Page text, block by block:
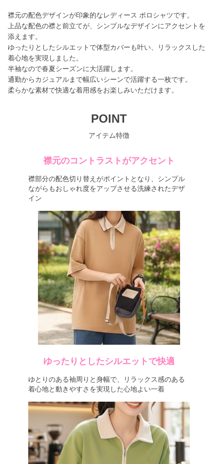
襟元の配色デザインが印象的なレディース ポロシャツです。
上品な配色の襟と前立てが、シンプルなデザインにアクセントを
添えます。
ゆったりとしたシルエットで体型カバーも叶い、リラックスした
着心地を実現しました。
半袖なので春夏シーズンに大活躍します。
通勤からカジュアルまで幅広いシーンで活躍する一枚です。
柔らかな素材で快適な着用感をお楽しみいただけます。
POINT
アイテム特徴
襟元のコントラストがアクセント
襟部分の配色切り替えがポイントとなり、シンプル
ながらもおしゃれ度をアップさせる洗練されたデザ
イン
ゆったりとしたシルエットで快適
ゆとりのある袖周りと身幅で、リラックス感のある
着心地と動きやすさを実現した心地よい一着